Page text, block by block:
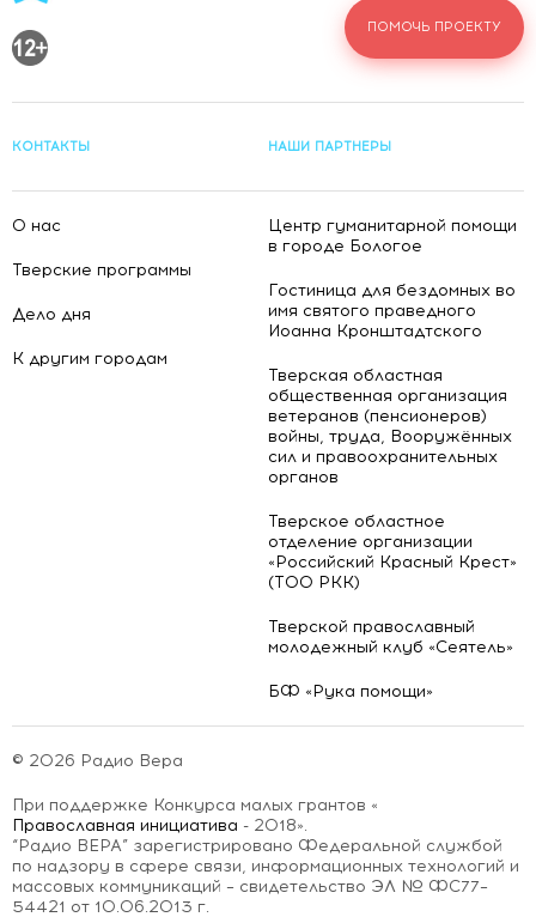
КОНТАКТЫ НАШИ ПАРТНЕРЫ
О нас
Тверские программы
Дело дня
К другим городам
Центр гуманитарной помощи
в городе Бологое
Гостиница для бездомных во
имя святого праведного
Иоанна Кронштадтского
Тверская областная
общественная организация
ветеранов (пенсионеров)
войны, труда, Вооружённых
сил и правоохранительных
органов
Тверское областное
отделение организации
«Российский Красный Крест»
(ТОО РКК)
Тверской православный
молодежный клуб «Сеятель»
БФ «Рука помощи»
ПОМОЧЬ ПРОЕКТУ
© 2026 Радио Вера
При поддержке Конкурса малых грантов «
Православная инициатива - 2018».
“Радио ВЕРА” зарегистрировано Федеральной службой
по надзору в сфере связи, информационных технологий и
массовых коммуникаций – свидетельство ЭЛ № ФС77–
54421 от 10.06.2013 г.